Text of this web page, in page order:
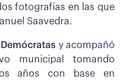
fotografías en las que
Saavedra.
y acompañó
municipal tomando
años con base en